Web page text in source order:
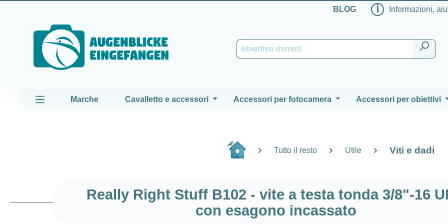
BLOG ℹ Informazioni,
Marche Cavalletto e accessori Accessori per fotocamera Accessori per obiettivi
Tutto il resto Utile Viti e dadi
Really Right Stuff B102 - vite a testa tonda 3/8"-16
con esagono incassato